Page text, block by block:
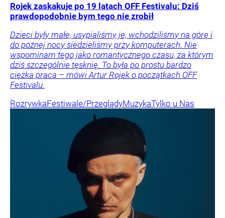
Rojek zaskakuje po 19 latach OFF Festivalu: Dziś
prawdopodobnie bym tego nie zrobił
Dzieci były małe, usypialiśmy je, wchodziliśmy na górę i
do późnej nocy siedzieliśmy przy komputerach. Nie
wspominam tego jako romantycznego czasu, za którym
dziś szczególnie tęsknię. To była po prostu bardzo
ciężka praca – mówi Artur Rojek o początkach OFF
Festivalu.
RozrywkaFestiwale/PrzeglądyMuzykaTylko u Nas